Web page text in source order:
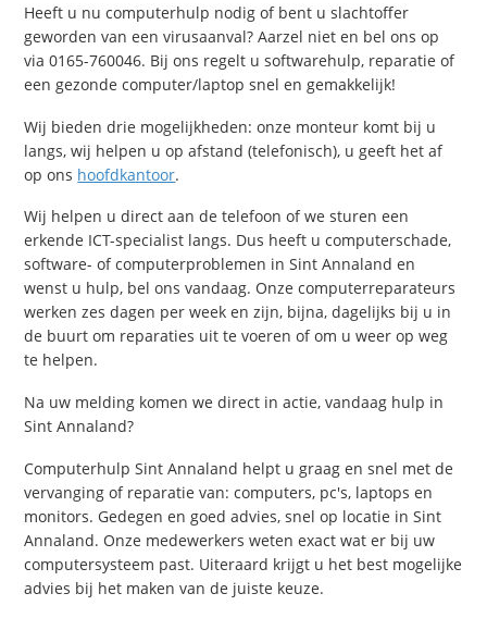
Heeft u nu computerhulp nodig of bent u slachtoffer
geworden van een virusaanval? Aarzel niet en bel ons op
via 0165-760046. Bij ons regelt u softwarehulp, reparatie of
een gezonde computer/laptop snel en gemakkelijk!
Wij bieden drie mogelijkheden: onze monteur komt bij u
langs, wij helpen u op afstand (telefonisch), u geeft het af
op ons hoofdkantoor.
Wij helpen u direct aan de telefoon of we sturen een
erkende ICT-specialist langs. Dus heeft u computerschade,
software- of computerproblemen in Sint Annaland en
wenst u hulp, bel ons vandaag. Onze computerreparateurs
werken zes dagen per week en zijn, bijna, dagelijks bij u in
de buurt om reparaties uit te voeren of om u weer op weg
te helpen.
Na uw melding komen we direct in actie, vandaag hulp in
Sint Annaland?
Computerhulp Sint Annaland helpt u graag en snel met de
vervanging of reparatie van: computers, pc's, laptops en
monitors. Gedegen en goed advies, snel op locatie in Sint
Annaland. Onze medewerkers weten exact wat er bij uw
computersysteem past. Uiteraard krijgt u het best mogelijke
advies bij het maken van de juiste keuze.